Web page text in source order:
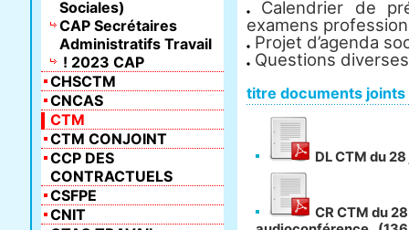
Calendrier de
examens
Projet d’agenda
Questions diverses
titre documents joints
DL CTM du
CR CTM du
Sociales)
CAP Secrétaires
Administratifs Travail
! 2023 CAP
CHSCTM
CNCAS
CTM
CTM CONJOINT
CCP DES
CONTRACTUELS
CSFPE
CNIT